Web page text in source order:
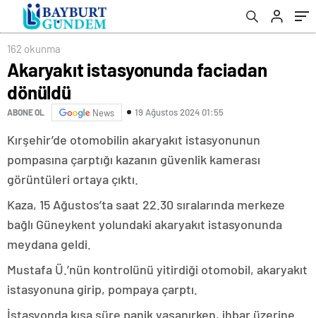
162 okunma
Akaryakıt istasyonunda faciadan
dönüldü
ABONE OL News 19 Ağustos 2024 01:55
Kırşehir’de otomobilin akaryakıt istasyonunun
pompasına çarptığı kazanın güvenlik kamerası
görüntüleri ortaya çıktı.
Kaza, 15 Ağustos’ta saat 22.30 sıralarında merkeze
bağlı Güneykent yolundaki akaryakıt istasyonunda
meydana geldi.
Mustafa Ü.’nün kontrolünü yitirdiği otomobil, akaryakıt
istasyonuna girip, pompaya çarptı.
İstasyonda kısa süre panik yaşanırken, ihbar üzerine